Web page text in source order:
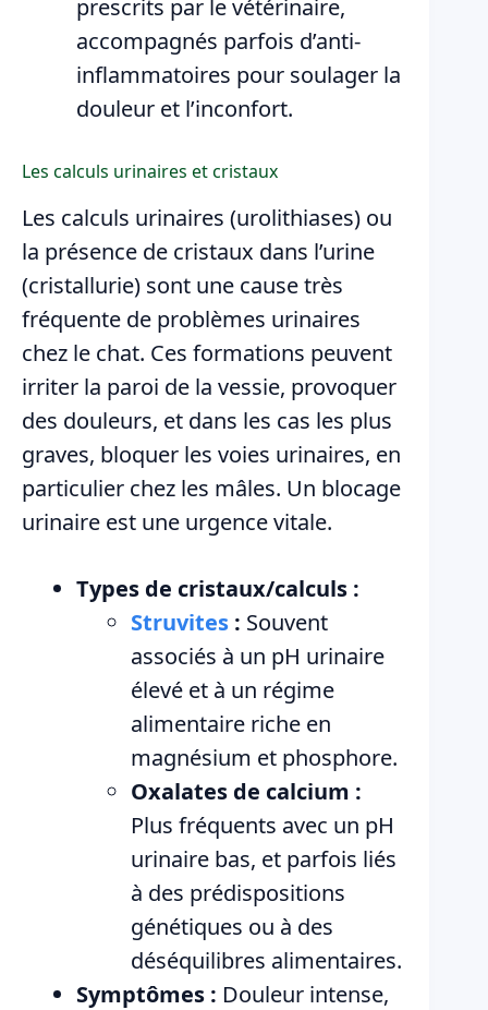
prescrits par le vétérinaire,
accompagnés parfois d’anti-
inflammatoires pour soulager la
douleur et l’inconfort.
Les calculs urinaires et cristaux
Les calculs urinaires (urolithiases) ou
la présence de cristaux dans l’urine
(cristallurie) sont une cause très
fréquente de problèmes urinaires
chez le chat. Ces formations peuvent
irriter la paroi de la vessie, provoquer
des douleurs, et dans les cas les plus
graves, bloquer les voies urinaires, en
particulier chez les mâles. Un blocage
urinaire est une urgence vitale.
Types de cristaux/calculs :
Struvites : Souvent
associés à un pH urinaire
élevé et à un régime
alimentaire riche en
magnésium et phosphore.
Oxalates de calcium :
Plus fréquents avec un pH
urinaire bas, et parfois liés
à des prédispositions
génétiques ou à des
déséquilibres alimentaires.
Symptômes : Douleur intense,